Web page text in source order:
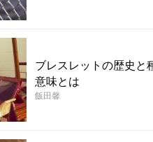
ブレスレットの歴史と
意味とは
飯田馨